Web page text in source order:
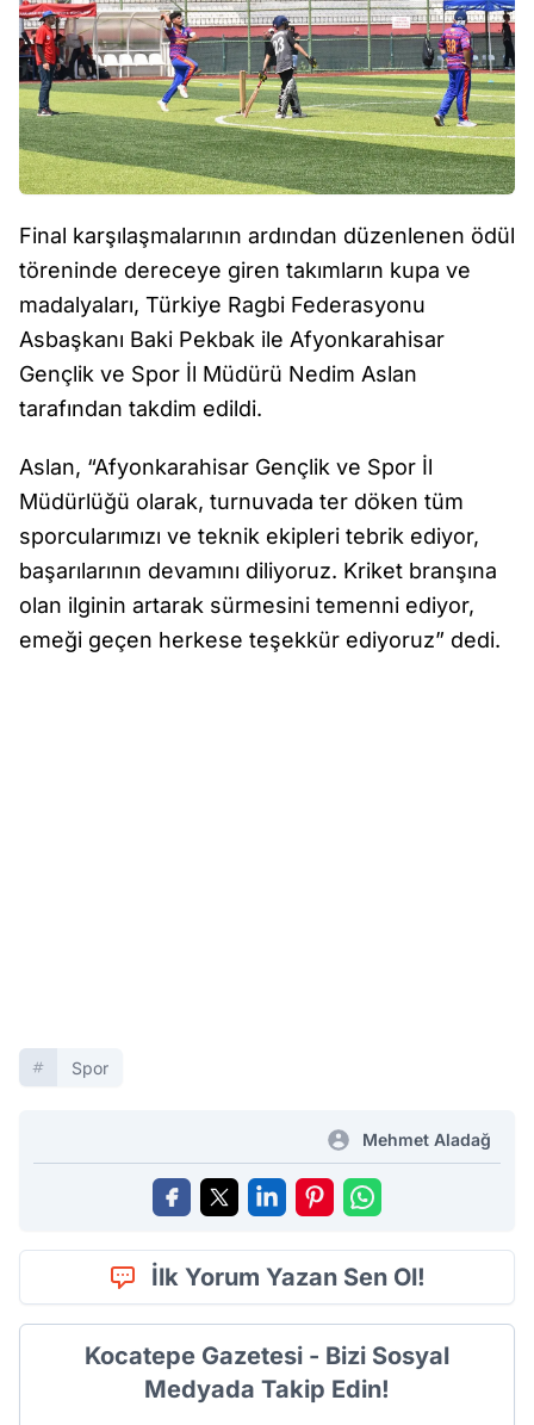
Final karşılaşmalarının ardından düzenlenen ödül
töreninde dereceye giren takımların kupa ve
madalyaları, Türkiye Ragbi Federasyonu
Asbaşkanı Baki Pekbak ile Afyonkarahisar
Gençlik ve Spor İl Müdürü Nedim Aslan
tarafından takdim edildi.
Aslan, “Afyonkarahisar Gençlik ve Spor İl
Müdürlüğü olarak, turnuvada ter döken tüm
sporcularımızı ve teknik ekipleri tebrik ediyor,
başarılarının devamını diliyoruz. Kriket branşına
olan ilginin artarak sürmesini temenni ediyor,
emeği geçen herkese teşekkür ediyoruz” dedi.
Spor
Mehmet Aladağ
İlk Yorum Yazan Sen Ol!
Kocatepe Gazetesi - Bizi Sosyal
Medyada Takip Edin!